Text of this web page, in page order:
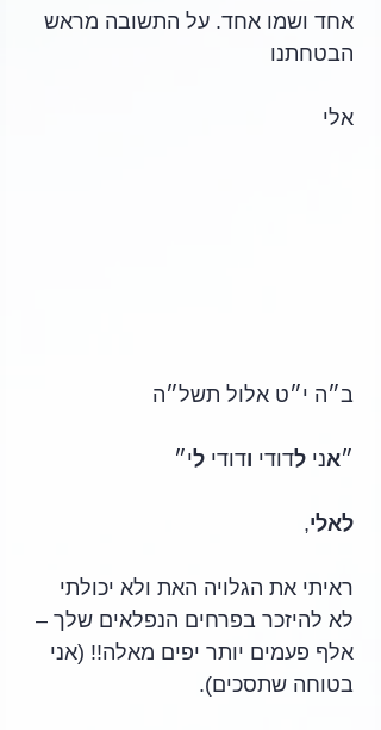
אחד ושמו אחד. על התשובה מראש
הבטחתנו
אלי
ב״ה י״ט אלול תשל״ה
״אני לדודי ודודי לי״
לאלי,
ראיתי את הגלויה האת ולא יכולתי
לא להיזכר בפרחים הנפלאים שלך –
אלף פעמים יותר יפים מאלה!! (אני
בטוחה שתסכים).